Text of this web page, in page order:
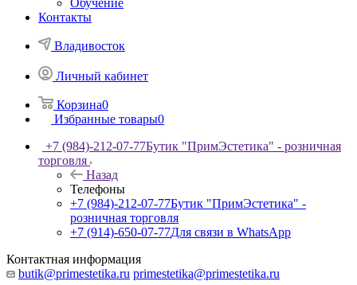
Обучение
Контакты
Владивосток
Личный кабинет
Корзина0
Избранные товары0
+7 (984)-212-07-77Бутик "ПримЭстетика" - розничная
торговля
Назад
Телефоны
+7 (984)-212-07-77Бутик "ПримЭстетика" -
розничная торговля
+7 (914)-650-07-77Для связи в WhatsApp
Контактная информация
butik@primestetika.ru primestetika@primestetika.ru